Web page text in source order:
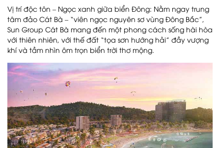
Vị trí độc tôn – Ngọc xanh giữa biển Đông: Nằm ngay trung
tâm đảo Cát Bà – “viên ngọc nguyên sơ vùng Đông Bắc”,
Sun Group Cát Bà mang đến một phong cách sống hài hòa
với thiên nhiên, với thế đất “tọa sơn hướng hải” đầy vượng
khí và tầm nhìn ôm trọn biển trời thơ mộng.